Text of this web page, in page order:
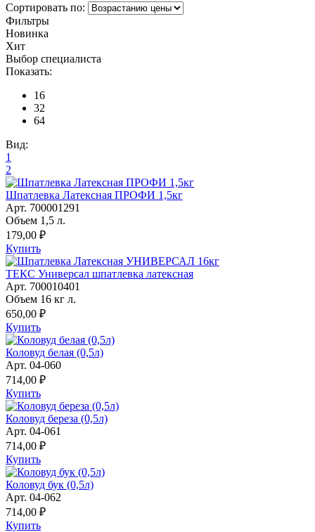
Сортировать по:
Фильтры
Новинка
Хит
Выбор специалиста
Показать:
16
32
64
Вид:
1
2
Шпатлевка Латексная ПРОФИ 1,5кг
Арт. 700001291
Объем 1,5 л.
179,00 ₽
Купить
ТЕКС Универсал шпатлевка латексная
Арт. 700010401
Объем 16 кг л.
650,00 ₽
Купить
Коловуд белая (0,5л)
Арт. 04-060
714,00 ₽
Купить
Коловуд береза (0,5л)
Арт. 04-061
714,00 ₽
Купить
Коловуд бук (0,5л)
Арт. 04-062
714,00 ₽
Купить